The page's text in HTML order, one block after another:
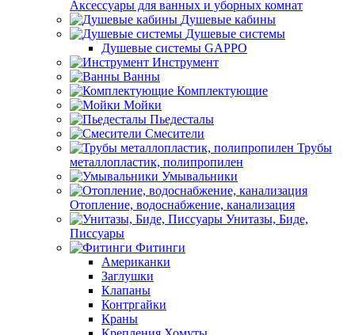
Аксессуары для ванных и уборных комнат
Душевые кабины
Душевые системы
Душевые системы GAPPO
Инструмент
Ванны
Комплектующие
Мойки
Пьедесталы
Смесители
Трубы
металлопластик, полипропилен
Умывальники
Отопление, водоснабжение, канализация
Унитазы, Биде,
Писсуары
Фитинги
Американки
Заглушки
Клапаны
Контргайки
Краны